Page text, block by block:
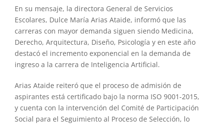
En su mensaje, la directora General de Servicios
Escolares, Dulce María Arias Ataide, informó que las
carreras con mayor demanda siguen siendo Medicina,
Derecho, Arquitectura, Diseño, Psicología y en este año
destacó el incremento exponencial en la demanda de
ingreso a la carrera de Inteligencia Artificial.
Arias Ataide reiteró que el proceso de admisión de
aspirantes está certificado bajo la norma ISO 9001-2015,
y cuenta con la intervención del Comité de Participación
Social para el Seguimiento al Proceso de Selección, lo